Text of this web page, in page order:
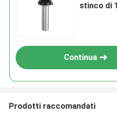
stinco di
Continua
Prodotti raccomandati